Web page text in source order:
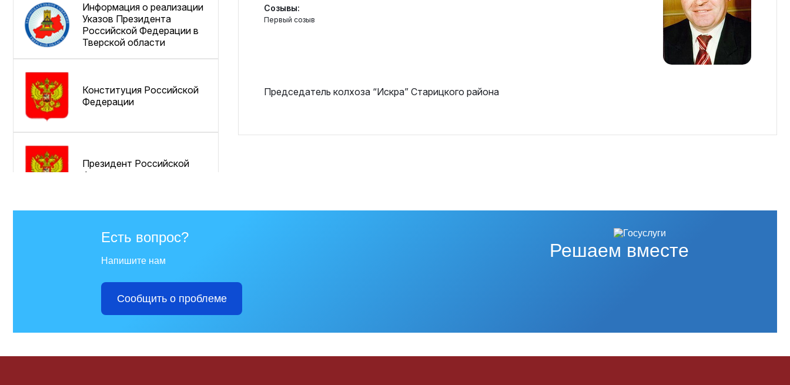
Информация о реализации
Указов Президента
Российской Федерации в
Тверской области
Конституция Российской
Федерации
Президент Российской
Федерации
Федерального Собрания
Российской Федерации
Государственная Дума
Федерального Собрания
Российской Федерации
Созывы:
Первый созыв
Председатель колхоза “Искра” Старицкого района
Решаем вместе
Есть вопрос?
Напишите нам
Сообщить о проблеме